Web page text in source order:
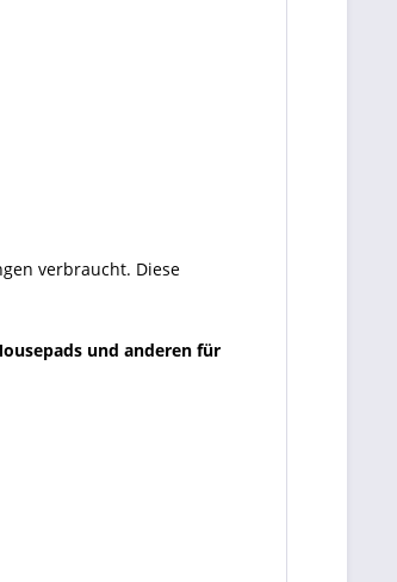
verbraucht. Diese
und anderen für